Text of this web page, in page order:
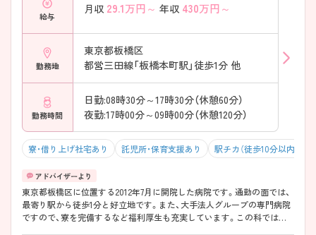
給与
月収 29.1万円～ 年収 430万円～
勤務地
東京都板橋区
都営三田線「板橋本町駅」徒歩1分 他
勤務時間
日勤:08時30分～17時30分（休憩60分）
夜勤:17時00分～09時00分（休憩120分）
寮・借り上げ社宅あり 託児所・保育支援あり 駅チカ（徒歩10分以内）
東京都板橋区に位置する2012年7月に開院した病院です。通勤の面では、
最寄り駅から徒歩1分と好立地です。また、大手法人グループの専門病院
ですので、寮を完備するなど福利厚生も充実しています。この科では急